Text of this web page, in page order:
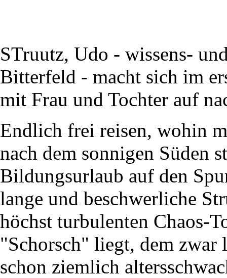
STruutz, Udo - wissens-
Bitterfeld - macht sich im
mit Frau und Tochter auf
Endlich frei reisen, wohin
nach dem sonnigen Süden
Bildungsurlaub auf den
lange und beschwerliche
höchst turbulenten Chaos-
"Schorsch" liegt, dem zwar
schon ziemlich